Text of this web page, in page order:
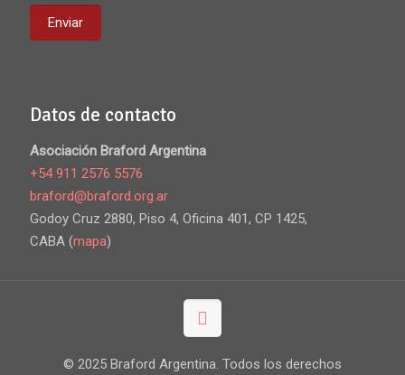
Datos de contacto
Asociación Braford Argentina
+54 911 2576 5576
braford@braford.org.ar
Godoy Cruz 2880, Piso 4, Oficina 401, CP 1425,
CABA (mapa)
© 2025 Braford Argentina. Todos los derechos